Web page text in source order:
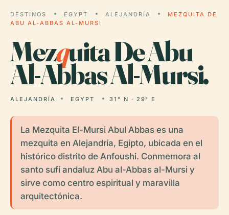
DESTINOS EGYPT ALEJANDRÍA
MEZQUITA DE
ABU AL-ABBAS AL-MURSI
Mezquita De Abu
Al-Abbas Al-Mursi.
ALEJANDRÍA EGYPT 31° N · 29° E
La Mezquita El-Mursi Abul Abbas es una
mezquita en Alejandría, Egipto, ubicada en el
histórico distrito de Anfoushi. Conmemora al
santo sufí andaluz Abu al-Abbas al-Mursi y
sirve como centro espiritual y maravilla
arquitectónica.